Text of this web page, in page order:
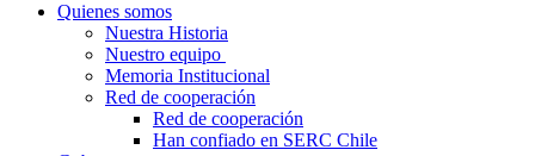
Quienes somos
Nuestra Historia
Nuestro equipo
Memoria Institucional
Red de cooperación
Red de cooperación
Han confiado en SERC Chile